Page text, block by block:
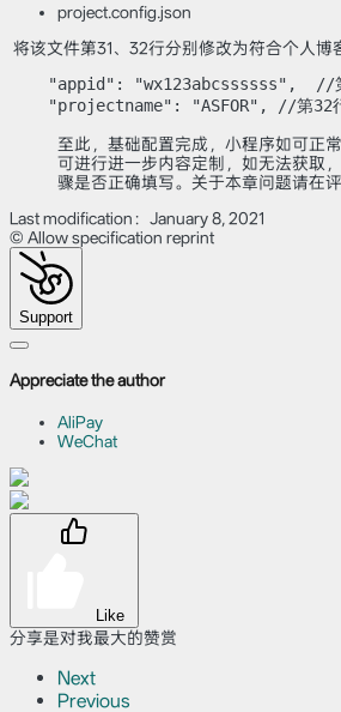
project.config.json
将该文件第31、32行分别修改为符合个人博
"appid": "wx123abcssssss",  //
"projectname": "ASFOR", //第32
至此，基础配置完成，小程序如可正
可进行进一步内容定制，如无法获取
骤是否正确填写。关于本章问题请在评
Last modification：January 8, 2021
© Allow specification reprint
Support
Appreciate the author
AliPay
WeChat
Like
分享是对我最大的赞赏
Next
Previous